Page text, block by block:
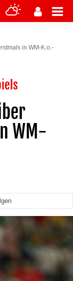
in WM-K.o.-
WM-